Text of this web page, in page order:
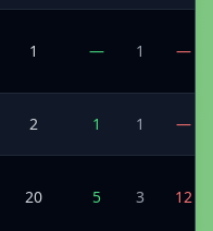
1 — 1 —
2 1 1 —
20 5 3 12